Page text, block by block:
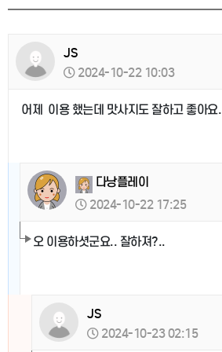
JS
2024-10-22 10:03
어제 이용 했는데 맛사지도 잘하고 좋아요.
다낭플레이
2024-10-22 17:25
오 이용하셧군요.. 잘하져?..
JS
2024-10-23 02:15